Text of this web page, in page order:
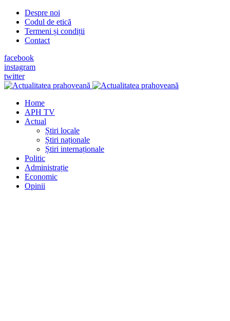
Despre noi
Codul de etică
Termeni și condiții
Contact
facebook
instagram
twitter
Home
APH TV
Actual
Știri locale
Știri naționale
Știri internaționale
Politic
Administrație
Economic
Opinii